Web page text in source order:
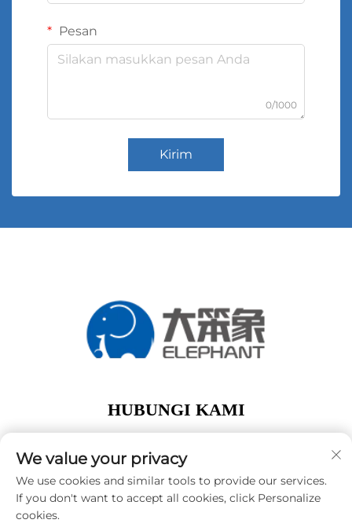
Pesan
0/1000
Kirim
HUBUNGI KAMI
Jalan Dalong Guangzhou Guangdong Tiongkok
Telp:+86-15119752340
E-Mail:[email protected]
We value your privacy
We use cookies and similar tools to provide our services.
If you don't want to accept all cookies, click Personalize
cookies.